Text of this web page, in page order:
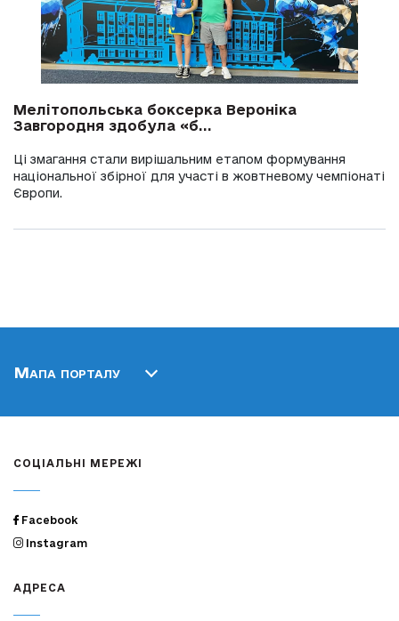
Мелітопольська боксерка Вероніка
Завгородня здобула «б...
Ці змагання стали вирішальним етапом формування
національної збірної для участі в жовтневому чемпіонаті
Європи.
Мапа порталу
СОЦІАЛЬНІ МЕРЕЖІ
Facebook
Instagram
АДРЕСА